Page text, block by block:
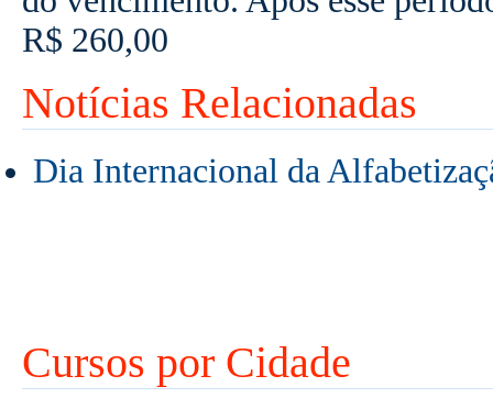
R$ 260,00
Notícias Relacionadas
Dia Internacional da
Cursos por Cidade